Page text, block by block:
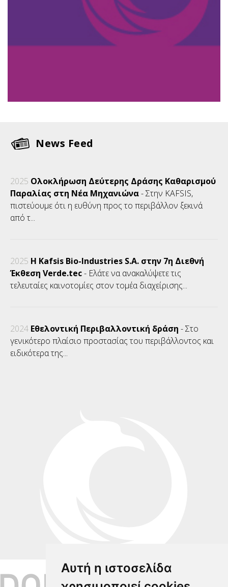
Αυτή η ιστοσελίδα
News Feed
2025 Ολοκλήρωση Δεύτερης Δράσης Καθαρισμού
Παραλίας στη Νέα Μηχανιώνα- Στην KAFSIS,
πιστεύουμε ότι η ευθύνη προς το περιβάλλον ξεκινά
από τ...
2025 Η Kafsis Bio-Industries S.A. στην 7η Διεθνή
Έκθεση Verde.tec- Ελάτε να ανακαλύψετε τις
τελευταίες καινοτομίες στον τομέα διαχείρισης...
2024 Εθελοντική Περιβαλλοντική δράση - Στο
γενικότερο πλαίσιο προστασίας του περιβάλλοντος και
ειδικότερα της...